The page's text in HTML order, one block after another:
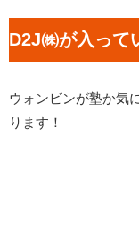
D2J㈱が入って
ウォンビンが塾か気
ります！